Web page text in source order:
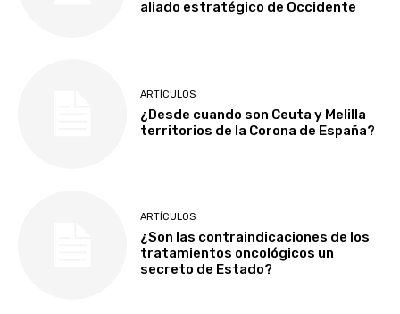
aliado estratégico de Occidente
ARTÍCULOS
¿Desde cuando son Ceuta y Melilla
territorios de la Corona de España?
ARTÍCULOS
¿Son las contraindicaciones de los
tratamientos oncológicos un
secreto de Estado?